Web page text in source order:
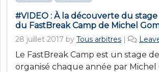
#VIDEO : À la découverte du
du FastBreak Camp de Michel
28 juillet 2017 by Tous arbitres |
Le FastBreak Camp est un stage
organisé chaque année par Michel